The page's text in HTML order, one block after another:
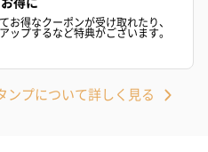
お得なクーポンが受け取れたり、
ップするなど特典がございます。
ンプについて詳しく見る